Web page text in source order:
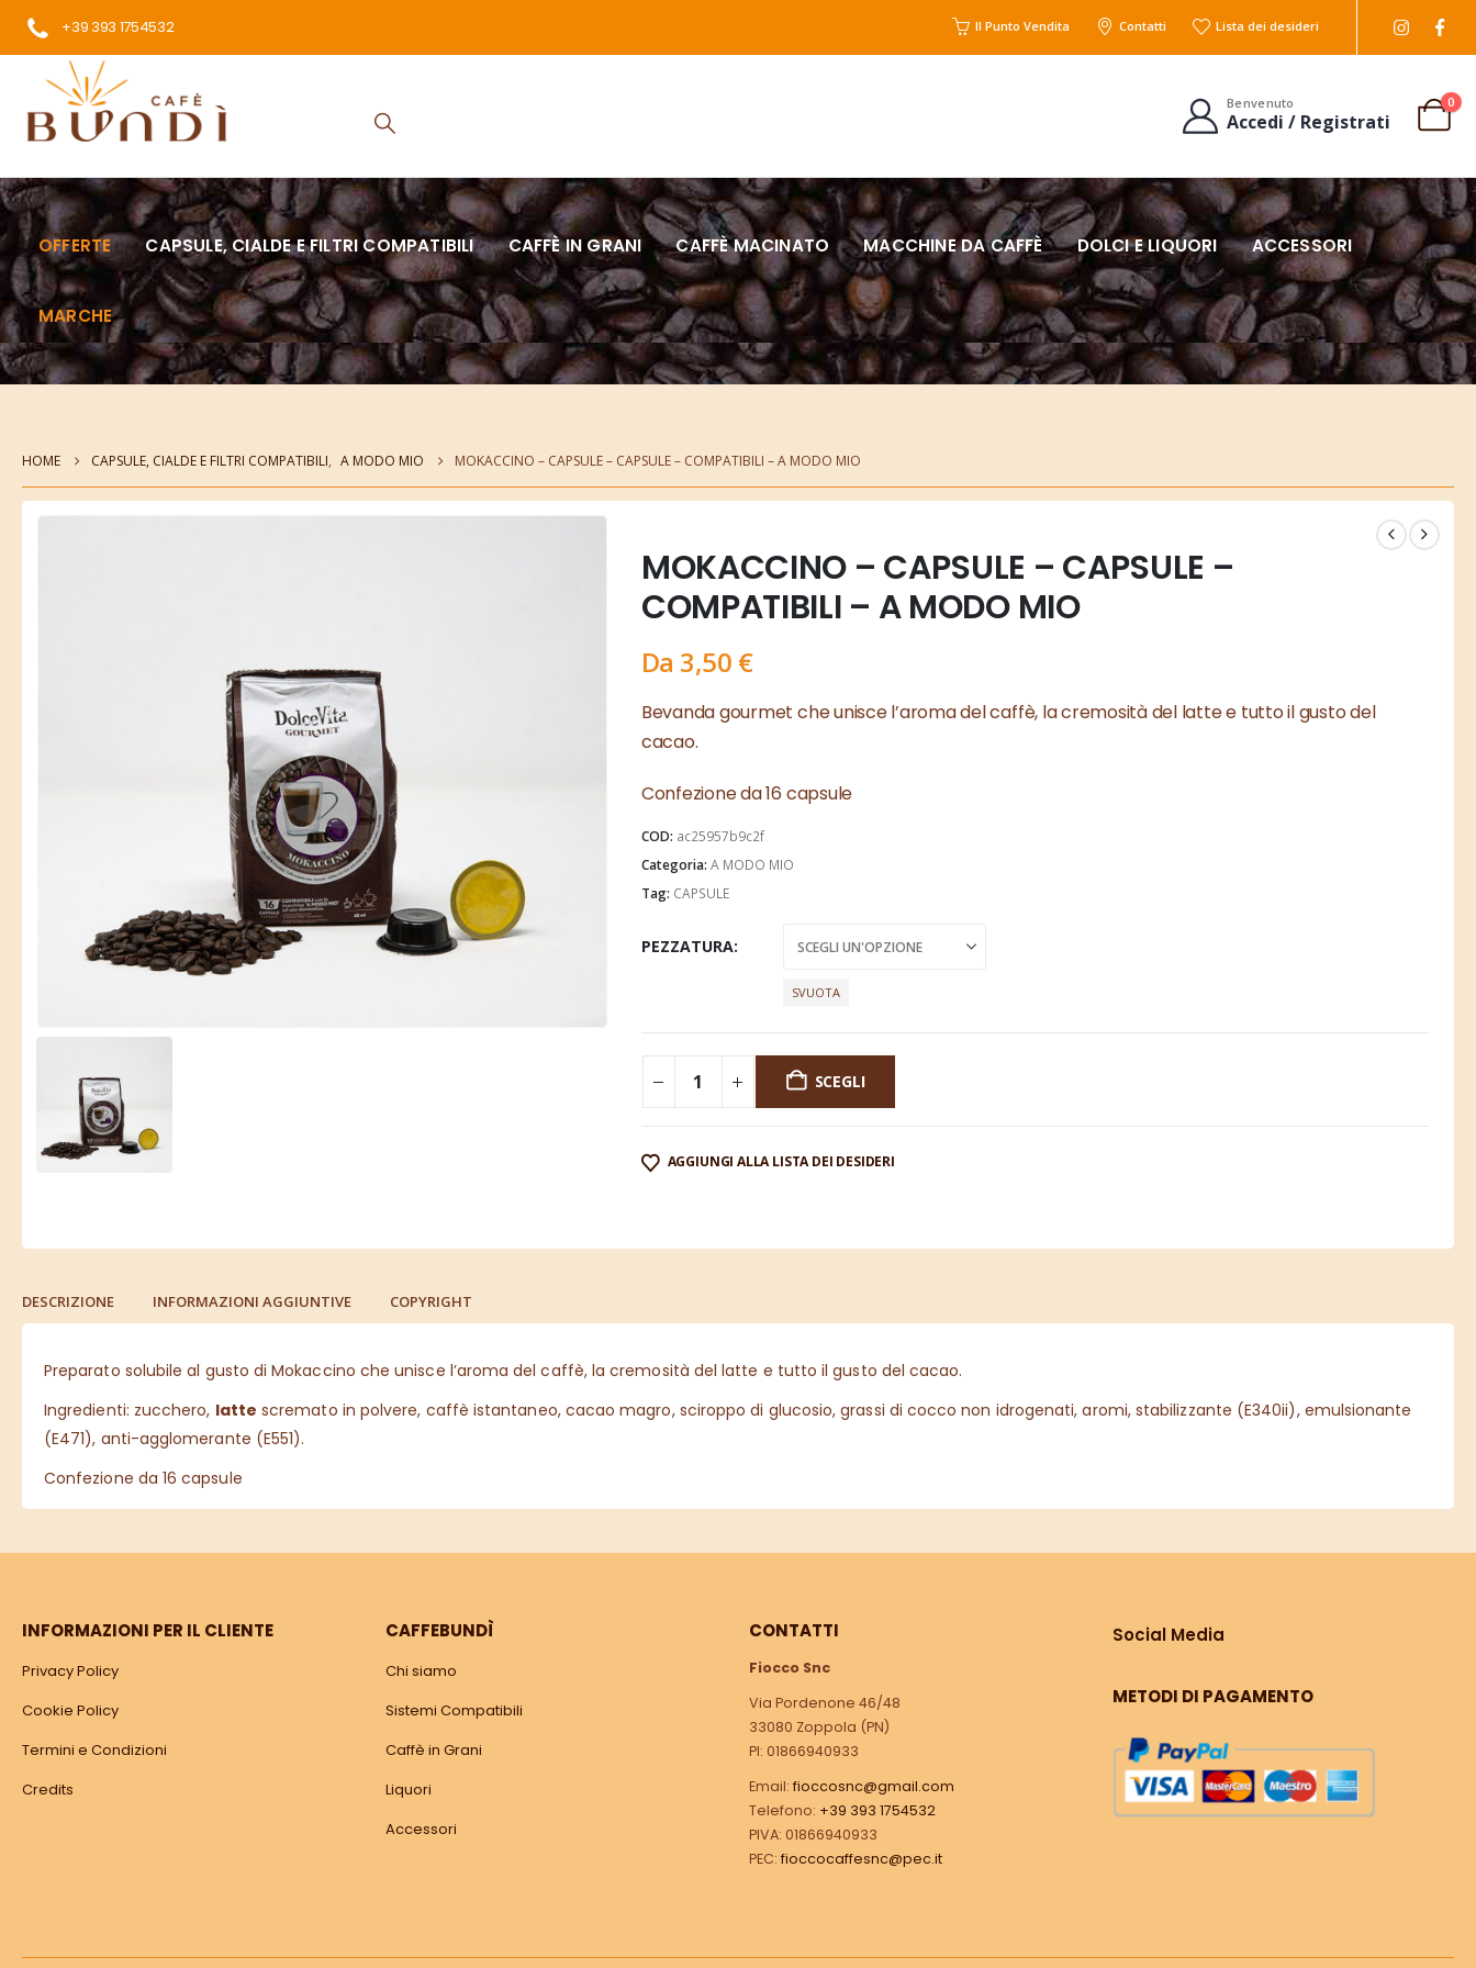
+39 393 1754532 Il Punto Vendita Contatti Lista dei desideri
Benvenuto
Accedi / Registrati
0
OFFERTE CAPSULE, CIALDE E FILTRI COMPATIBILI CAFFÈ IN GRANI CAFFÈ MACINATO MACCHINE DA CAFFÈ DOLCI E LIQUORI ACCESSORI
MARCHE
HOME CAPSULE, CIALDE E FILTRI COMPATIBILI, A MODO MIO MOKACCINO – CAPSULE – CAPSULE – COMPATIBILI – A MODO MIO
MOKACCINO – CAPSULE – CAPSULE –
COMPATIBILI – A MODO MIO
Da 3,50 €
Bevanda gourmet che unisce l’aroma del caffè, la cremosità del latte e tutto il gusto del
cacao.
Confezione da 16 capsule
COD: ac25957b9c2f
Categoria: A MODO MIO
Tag: CAPSULE
PEZZATURA
SVUOTA
SCEGLI
AGGIUNGI ALLA LISTA DEI DESIDERI
DESCRIZIONE INFORMAZIONI AGGIUNTIVE COPYRIGHT
Preparato solubile al gusto di Mokaccino che unisce l’aroma del caffè, la cremosità del latte e tutto il gusto del cacao.
Ingredienti: zucchero, latte scremato in polvere, caffè istantaneo, cacao magro, sciroppo di glucosio, grassi di cocco non idrogenati, aromi, stabilizzante (E340ii), emulsionante
(E471), anti-agglomerante (E551).
Confezione da 16 capsule
INFORMAZIONI PER IL CLIENTE
Privacy Policy
Cookie Policy
Termini e Condizioni
Credits
CAFFEBUNDÌ
Chi siamo
Sistemi Compatibili
Caffè in Grani
Liquori
Accessori
CONTATTI
Fiocco Snc
Via Pordenone 46/48
33080 Zoppola (PN)
PI: 01866940933
Email: fioccosnc@gmail.com
Telefono: +39 393 1754532
PIVA: 01866940933
PEC: fioccocaffesnc@pec.it
Social Media
METODI DI PAGAMENTO